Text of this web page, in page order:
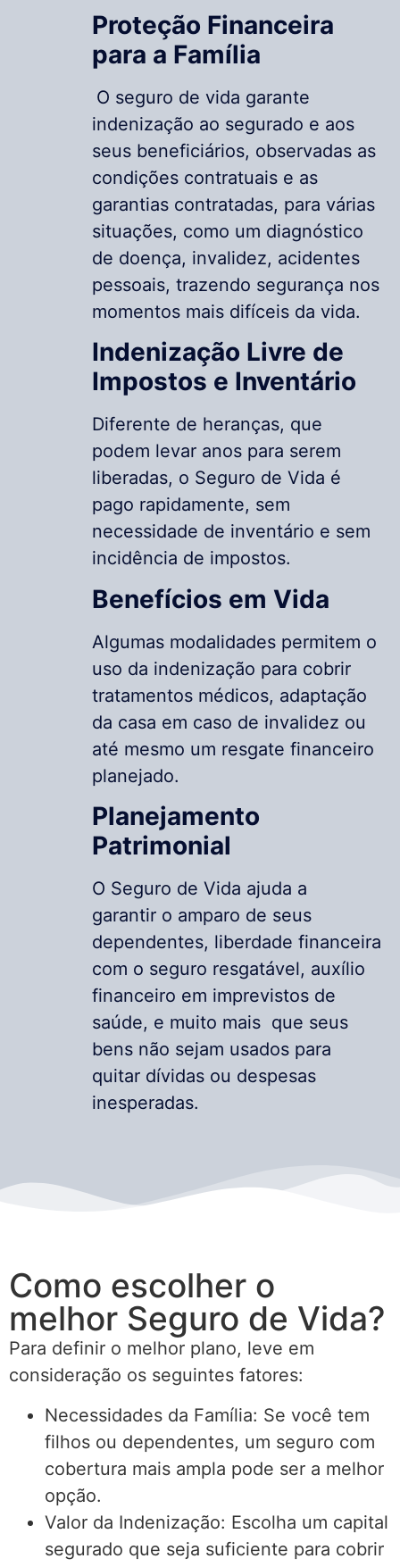
Proteção Financeira
para a Família
O seguro de vida garante
indenização ao segurado e aos
seus beneficiários, observadas as
condições contratuais e as
garantias contratadas, para várias
situações, como um diagnóstico
de doença, invalidez, acidentes
pessoais, trazendo segurança nos
momentos mais difíceis da vida.
Indenização Livre de
Impostos e Inventário
Diferente de heranças, que
podem levar anos para serem
liberadas, o Seguro de Vida é
pago rapidamente, sem
necessidade de inventário e sem
incidência de impostos.
Benefícios em Vida
Algumas modalidades permitem o
uso da indenização para cobrir
tratamentos médicos, adaptação
da casa em caso de invalidez ou
até mesmo um resgate financeiro
planejado.
Planejamento
Patrimonial
O Seguro de Vida ajuda a
garantir o amparo de seus
dependentes, liberdade financeira
com o seguro resgatável, auxílio
financeiro em imprevistos de
saúde, e muito mais que seus
bens não sejam usados para
quitar dívidas ou despesas
inesperadas.
Como escolher o
melhor Seguro de Vida?
Para definir o melhor plano, leve em
consideração os seguintes fatores:
Necessidades da Família: Se você tem
filhos ou dependentes, um seguro com
cobertura mais ampla pode ser a melhor
opção.
Valor da Indenização: Escolha um capital
segurado que seja suficiente para cobrir